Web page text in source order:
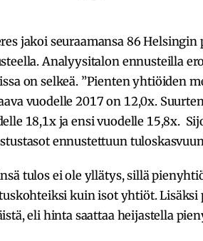
jakoi seuraamansa 86
Analyysitalon ennusteilla
on selkeä. ”Pienten yhtiöiden
vuodelle 2017 on 12,0x.
18,1x ja ensi vuodelle 15,8x.
ennustettuun
tulos ei ole yllätys, sillä
kuin isot yhtiöt.
eli hinta saattaa heijastella